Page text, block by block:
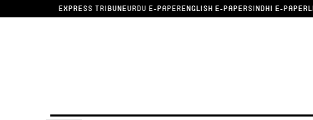
EXPRESS TRIBUNEURDU E-PAPERENGLISH E-PAPERSINDHI E-PAPER